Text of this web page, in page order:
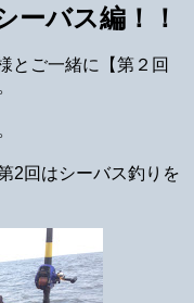
ーバス編！！
とご一緒に【第２回
2回はシーバス釣りを